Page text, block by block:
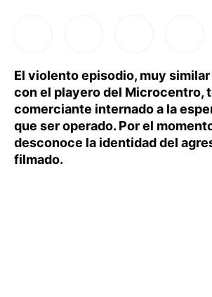
El violento episodio, muy
con el playero del Microcentro,
comerciante internado a la
que ser operado. Por el
desconoce la identidad del
filmado.